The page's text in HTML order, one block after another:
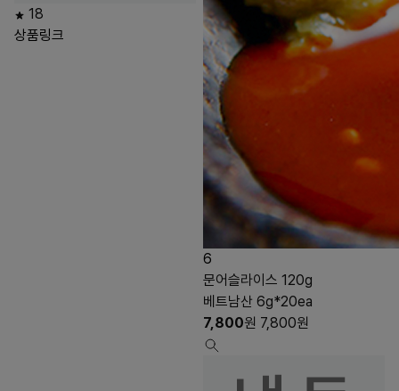
18
상품링크
6
문어슬라이스 120g
베트남산 6g*20ea
7,800원 7,800원